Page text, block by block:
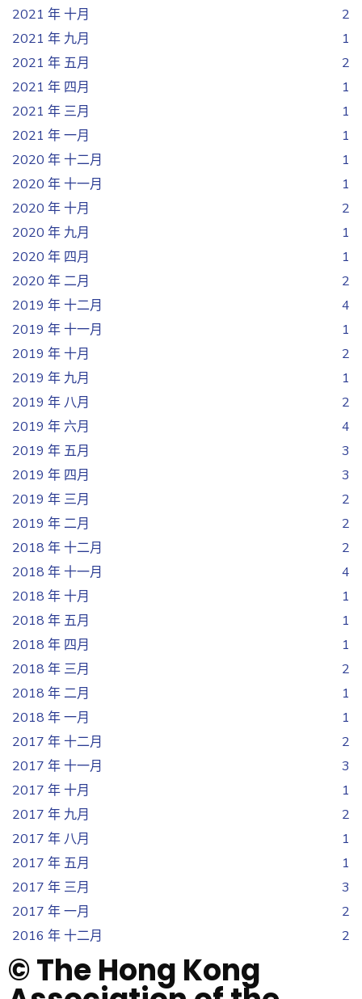
2021 年 十月
2
2021 年 九月
1
2021 年 五月
2
2021 年 四月
1
2021 年 三月
1
2021 年 一月
1
2020 年 十二月
1
2020 年 十一月
1
2020 年 十月
2
2020 年 九月
1
2020 年 四月
1
2020 年 二月
2
2019 年 十二月
4
2019 年 十一月
1
2019 年 十月
2
2019 年 九月
1
2019 年 八月
2
2019 年 六月
4
2019 年 五月
3
2019 年 四月
3
2019 年 三月
2
2019 年 二月
2
2018 年 十二月
2
2018 年 十一月
4
2018 年 十月
1
2018 年 五月
1
2018 年 四月
1
2018 年 三月
2
2018 年 二月
1
2018 年 一月
1
2017 年 十二月
2
2017 年 十一月
3
2017 年 十月
1
2017 年 九月
2
2017 年 八月
1
2017 年 五月
1
2017 年 三月
3
2017 年 一月
2
2016 年 十二月
2
© The Hong Kong